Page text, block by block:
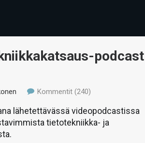
podcast
Kommentit (240)
lähetettävässä videopodcastissa
tietotekniikka- ja